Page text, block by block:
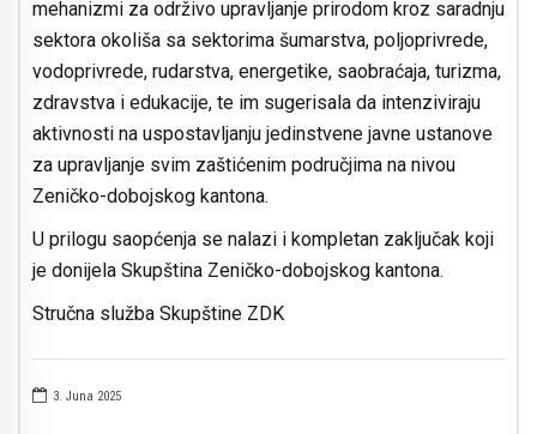
3. Juna 2025
mehanizmi za održivo upravljanje prirodom kroz saradnju
sektora okoliša sa sektorima šumarstva, poljoprivrede,
vodoprivrede, rudarstva, energetike, saobraćaja, turizma,
zdravstva i edukacije, te im sugerisala da intenziviraju
aktivnosti na uspostavljanju jedinstvene javne ustanove
za upravljanje svim zaštićenim područjima na nivou
Zeničko-dobojskog kantona.
U prilogu saopćenja se nalazi i kompletan zaključak koji
je donijela Skupština Zeničko-dobojskog kantona.
Stručna služba Skupštine ZDK